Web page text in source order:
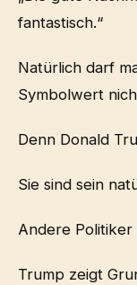
fantastisch.“
Natürlich darf
Symbolwert
Denn Donald
Sie sind sein
Andere Politiker
Trump zeigt